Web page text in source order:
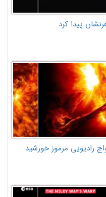
پیدا کرد
رادیویی مرموز خورشید